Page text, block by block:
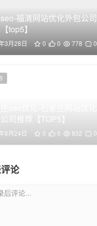
福清网站优化外包公司
top5】
3月28日 0 0 778 0
司推荐【TOP5】
8月24日 0 0 832 0
论
后评论...